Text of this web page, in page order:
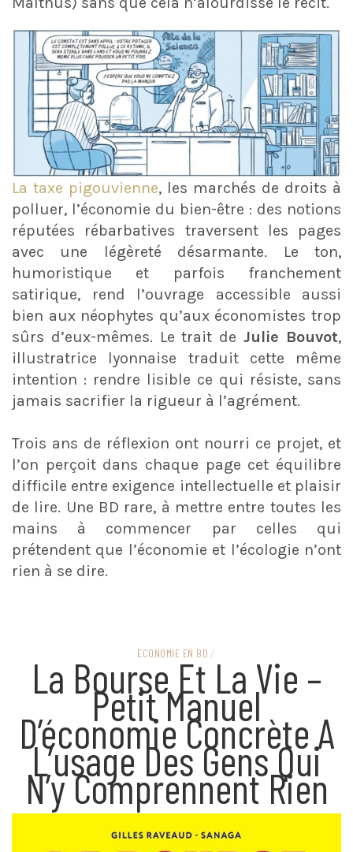
La taxe pigouvienne, les marchés de droits à
polluer, l’économie du bien-être : des notions
réputées rébarbatives traversent les pages
avec une légèreté désarmante. Le ton,
humoristique et parfois franchement
satirique, rend l’ouvrage accessible aussi
bien aux néophytes qu’aux économistes trop
sûrs d’eux-mêmes. Le trait deJulie Bouvot,
illustratrice lyonnaise traduit cette même
intention : rendre lisible ce qui résiste, sans
jamais sacrifier la rigueur à l’agrément.
Trois ans de réflexion ont nourri ce projet, et
l’on perçoit dans chaque page cet équilibre
difficile entre exigence intellectuelle et plaisir
de lire. Une BD rare, à mettre entre toutes les
mains à commencer par celles qui
prétendent que l’économie et l’écologie n’ont
rien à se dire.
ECONOMIE EN BD /
La Bourse Et La Vie –
Petit Manuel
D’économie Concrète A
L’usage Des Gens Qui
N’y Comprennent Rien